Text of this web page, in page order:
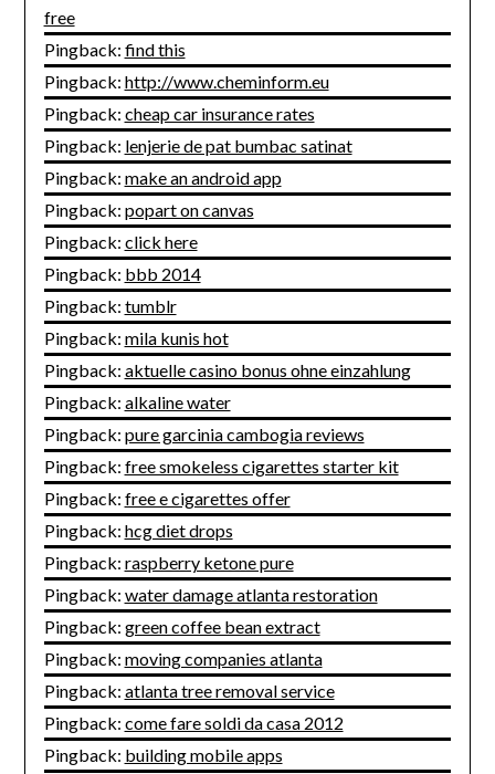
free
Pingback: find this
Pingback: http://www.cheminform.eu
Pingback: cheap car insurance rates
Pingback: lenjerie de pat bumbac satinat
Pingback: make an android app
Pingback: popart on canvas
Pingback: click here
Pingback: bbb 2014
Pingback: tumblr
Pingback: mila kunis hot
Pingback: aktuelle casino bonus ohne einzahlung
Pingback: alkaline water
Pingback: pure garcinia cambogia reviews
Pingback: free smokeless cigarettes starter kit
Pingback: free e cigarettes offer
Pingback: hcg diet drops
Pingback: raspberry ketone pure
Pingback: water damage atlanta restoration
Pingback: green coffee bean extract
Pingback: moving companies atlanta
Pingback: atlanta tree removal service
Pingback: come fare soldi da casa 2012
Pingback: building mobile apps